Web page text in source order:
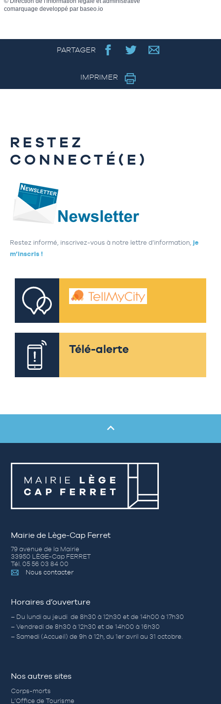
comarquage developpé par baseo.io
PARTAGER
IMPRIMER
RESTEZ
CONNECTÉ(E)
Restez informé, inscrivez-vous à notre lettre d’information, je
m’inscris !
Télé-alerte
Mairie de Lège-Cap Ferret
79 avenue de la Mairie
33950 LÈGE-Cap FERRET
Tél. 05 56 03 84 00
Nous contacter
Horaires d’ouverture
– Du lundi au jeudi de 8h30 à 12h30 et de 14h00 à 17h30
– Vendredi de 8h30 à 12h30 et de 14h00 à 16h30
– Samedi (Accueil) de 9h à 12h, du 1er avril au 31 octobre.
Nos autres sites
Corps-morts
L’Office de Tourisme